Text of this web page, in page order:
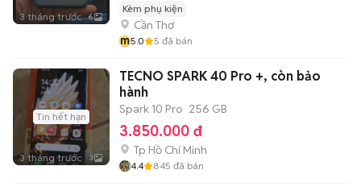
3 tháng trước 6
Kèm phụ kiện
Cần Thơ
m5.0 5 đã bán
Tin hết hạn
3 tháng trước 3
TECNO SPARK 40 Pro +, còn bảo
hành
Spark 10 Pro 256 GB
3.850.000 đ
Tp Hồ Chí Minh
4.4 845 đã bán